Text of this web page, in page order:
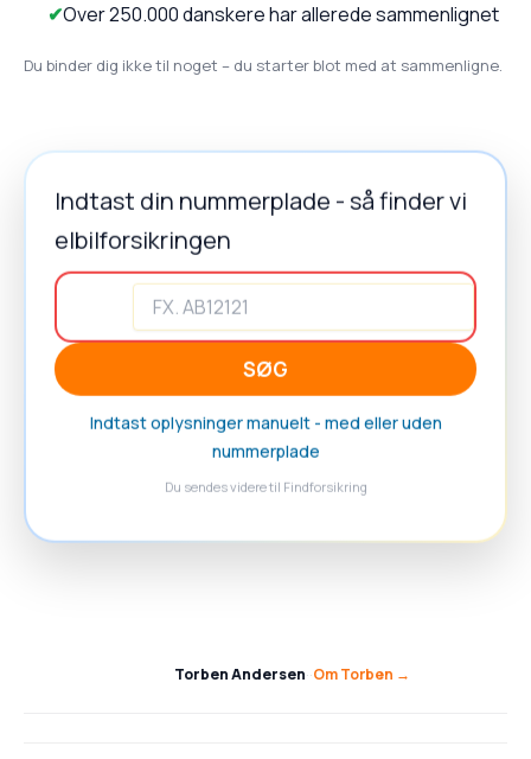
Over 250.000 danskere har allerede sammenlignet
Du binder dig ikke til noget – du starter blot med at sammenligne.
Indtast din nummerplade - så finder vi
elbilforsikringen
SØG
Indtast oplysninger manuelt - med eller uden
nummerplade
Du sendes videre til Findforsikring
Torben Andersen··Om Torben →